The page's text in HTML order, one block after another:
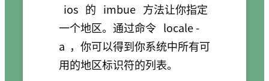
ios 的 imbue 方法让你指定
一个地区。通过命令 locale -
a ，你可以得到你系统中所有可
用的地区标识符的列表。